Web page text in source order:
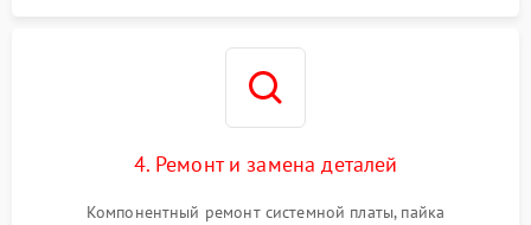
4. Ремонт и замена деталей
Компонентный ремонт системной платы, пайка